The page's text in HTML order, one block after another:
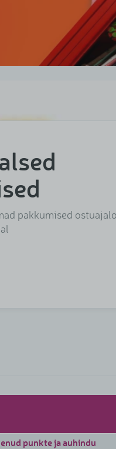
pakkumised
punkte ja auhindu